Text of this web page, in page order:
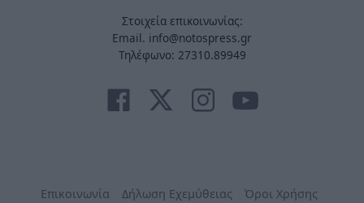
Στοιχεία επικοινωνίας:
Email. info@notospress.gr
Τηλέφωνο: 27310.89949
Επικοινωνία Δήλωση Εχεμύθειας Όροι Χρήσης